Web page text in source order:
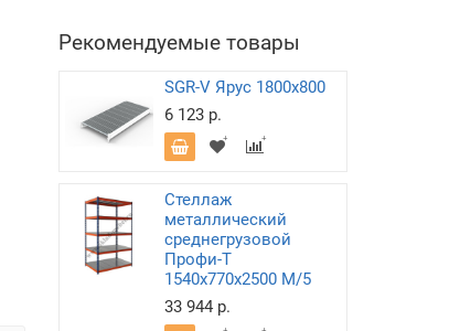
Рекомендуемые товары
SGR-V Ярус 1800x800
6 123 р.
Стеллаж
металлический
среднегрузовой
Профи-Т
1540х770х2500 M/5
33 944 р.